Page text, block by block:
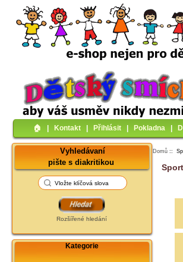
🏠︎ Kontakt Přihlásit Pokladna
Vyhledávaní
pište s diakritikou
Rozšířené hledání
Kategorie
Domů ::